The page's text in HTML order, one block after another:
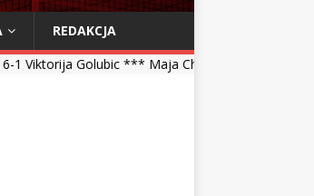
REDAKCJA
*** Maja Chwalińska 5-7, 1-6 Talia Gibson ***